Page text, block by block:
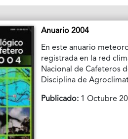
Anuario 2004
En este anuario
registrada en la red
Nacional de Cafeteros
Disciplina de
Publicado: 1 Octubre